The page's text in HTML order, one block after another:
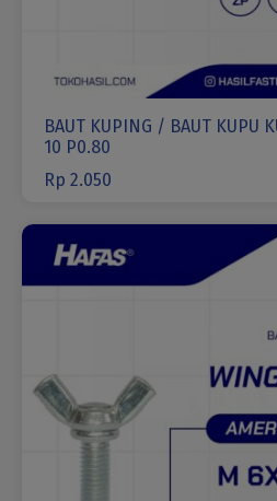
BAUT KUPING / BAUT KUPU
10 P0.80
Rp 2.050